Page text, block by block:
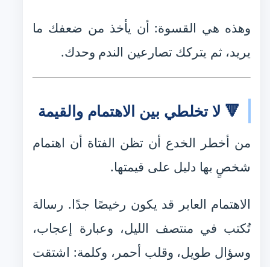
وهذه هي القسوة: أن يأخذ من ضعفك ما
يريد، ثم يتركك تصارعين الندم وحدك.
🔻 لا تخلطي بين الاهتمام والقيمة
من أخطر الخدع أن تظن الفتاة أن اهتمام
شخصٍ بها دليل على قيمتها.
الاهتمام العابر قد يكون رخيصًا جدًا. رسالة
تُكتب في منتصف الليل، وعبارة إعجاب،
وسؤال طويل، وقلب أحمر، وكلمة: اشتقت